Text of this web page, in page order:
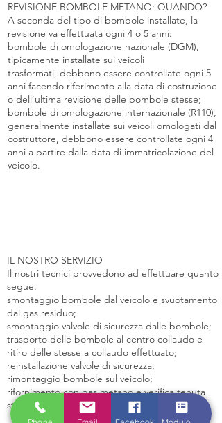
REVISIONE BOMBOLE METANO: QUANDO?
A seconda del tipo di bombole installate, la
revisione va effettuata ogni 4 o 5 anni:
bombole di omologazione nazionale (DGM),
tipicamente installate sui veicoli
trasformati, debbono essere controllate ogni 5
anni facendo riferimento alla data di costruzione
o dell’ultima revisione delle bombole stesse;
bombole di omologazione internazionale (R110),
generalmente installate sui veicoli omologati dal
costruttore, debbono essere controllate ogni 4
anni a partire dalla data di immatricolazione del
veicolo.
IL NOSTRO SERVIZIO
Il nostri tecnici provvedono ad effettuare quanto
segue:
smontaggio bombole dal veicolo e svuotamento
dal gas residuo;
smontaggio valvole di sicurezza dalle bombole;
trasporto delle bombole al centro collaudo e
ritiro delle stesse a collaudo effettuato;
reinstallazione valvole di sicurezza;
rimontaggio bombole sul veicolo;
rifornimento con gas metano e verifica tenuta
stagna dell'impianto.